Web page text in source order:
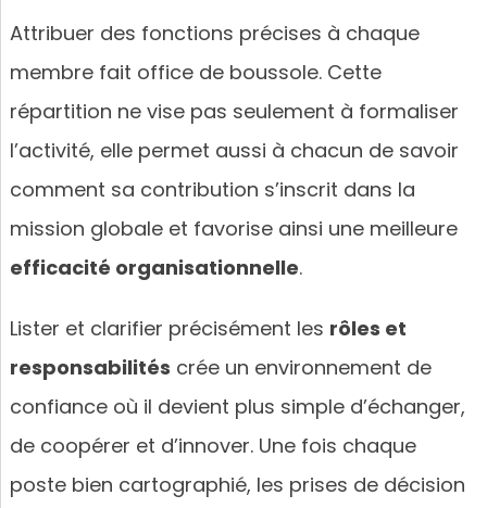
Attribuer des fonctions précises à chaque
membre fait office de boussole. Cette
répartition ne vise pas seulement à formaliser
l’activité, elle permet aussi à chacun de savoir
comment sa contribution s’inscrit dans la
mission globale et favorise ainsi une meilleure
efficacité organisationnelle.
Lister et clarifier précisément les rôles et
responsabilités crée un environnement de
confiance où il devient plus simple d’échanger,
de coopérer et d’innover. Une fois chaque
poste bien cartographié, les prises de décision